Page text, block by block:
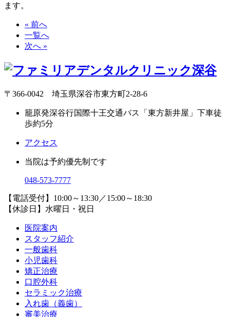
ます。
« 前へ
一覧へ
次へ »
〒366-0042 埼玉県深谷市東方町2-28-6
籠原発深谷行国際十王交通バス「東方新井屋」下車徒
歩約5分
アクセス
当院は予約優先制です
048-573-7777
【電話受付】10:00～13:30／15:00～18:30
【休診日】水曜日・祝日
医院案内
スタッフ紹介
一般歯科
小児歯科
矯正治療
口腔外科
セラミック治療
入れ歯（義歯）
審美治療